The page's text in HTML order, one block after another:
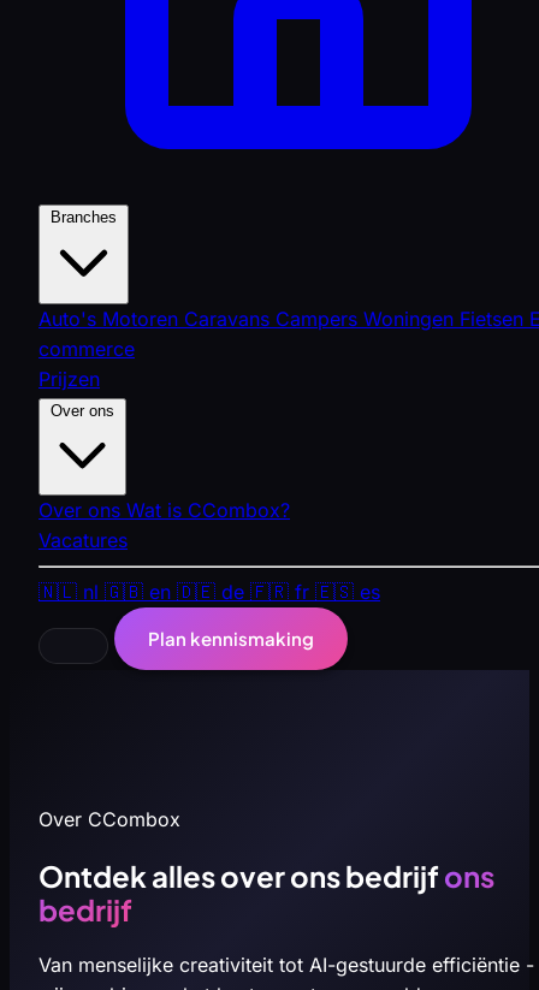
Auto's Motoren Caravans Campers Woningen Fietsen
commerce
Prijzen
Over ons Wat is CCombox?
Vacatures
🇳🇱 nl 🇬🇧 en 🇩🇪 de 🇫🇷 fr 🇪🇸 es
Plan kennismaking
Over CCombox
Ontdek alles over ons bedrijfons
bedrijf
Van menselijke creativiteit tot AI-gestuurde efficiëntie -